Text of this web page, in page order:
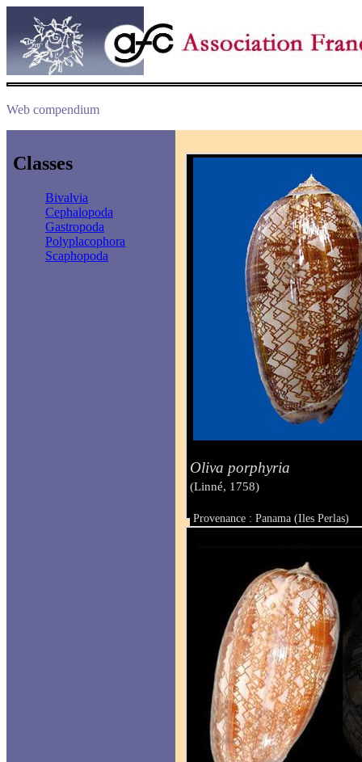
Web compendium
Classes
Bivalvia
Cephalopoda
Gastropoda
Polyplacophora
Scaphopoda
Oliva porphyria
(Linné, 1758)
Provenance : Panama (Iles Perlas)
Taille : 1061 mm